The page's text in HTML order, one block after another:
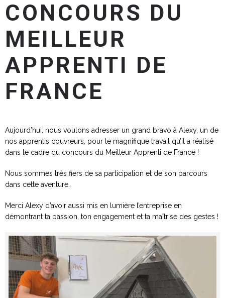
CONCOURS DU
MEILLEUR
APPRENTI DE
FRANCE
Aujourd’hui, nous voulons adresser un grand bravo à Alexy, un de
nos apprentis couvreurs, pour le magnifique travail qu’il a réalisé
dans le cadre du concours du Meilleur Apprenti de France !
Nous sommes très fiers de sa participation et de son parcours
dans cette aventure.
Merci Alexy d’avoir aussi mis en lumière l’entreprise en
démontrant ta passion, ton engagement et ta maîtrise des gestes !